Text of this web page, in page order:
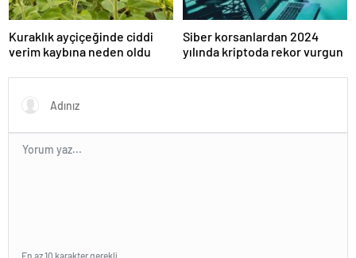
Kuraklık ayçiçeğinde ciddi
verim kaybına neden oldu
Siber korsanlardan 2024
yılında kriptoda rekor vurgun
En az 10 karakter gerekli